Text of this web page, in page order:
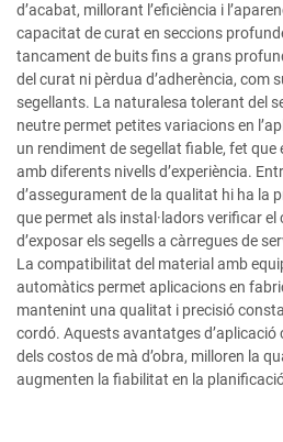
d’acabat, millorant l’eficiència i
capacitat de curat en seccions
tancament de buits fins a grans
del curat ni pèrdua d’adherència, com
segellants. La naturalesa tolerant del
neutre permet petites variacions en
un rendiment de segellat fiable, fet
amb diferents nivells d’experiència.
d’assegurament de la qualitat hi ha la
que permet als instal·ladors verificar
d’exposar els segells a càrregues de
La compatibilitat del material amb
automàtics permet aplicacions en
mantenint una qualitat i precisió
cordó. Aquests avantatges
dels costos de mà d’obra, milloren la
augmenten la fiabilitat en la